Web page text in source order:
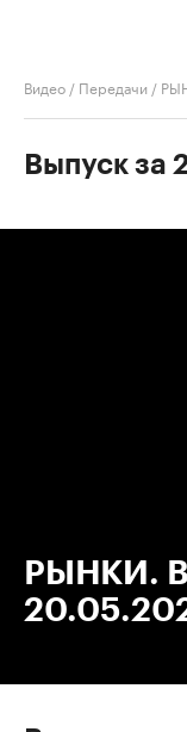
Видео / Передачи /
Выпуск за
РЫНКИ.